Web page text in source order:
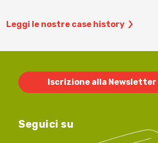
Leggi le nostre case history
Iscrizione alla Newsletter
Seguici su